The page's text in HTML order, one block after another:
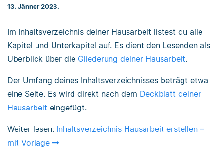
13. Jänner 2023.
Im Inhaltsverzeichnis deiner Hausarbeit listest du alle
Kapitel und Unterkapitel auf. Es dient den Lesenden als
Überblick über die Gliederung deiner Hausarbeit.
Der Umfang deines Inhaltsverzeichnisses beträgt etwa
eine Seite. Es wird direkt nach dem Deckblatt deiner
Hausarbeit eingefügt.
Weiter lesen: Inhaltsverzeichnis Hausarbeit erstellen –
mit Vorlage